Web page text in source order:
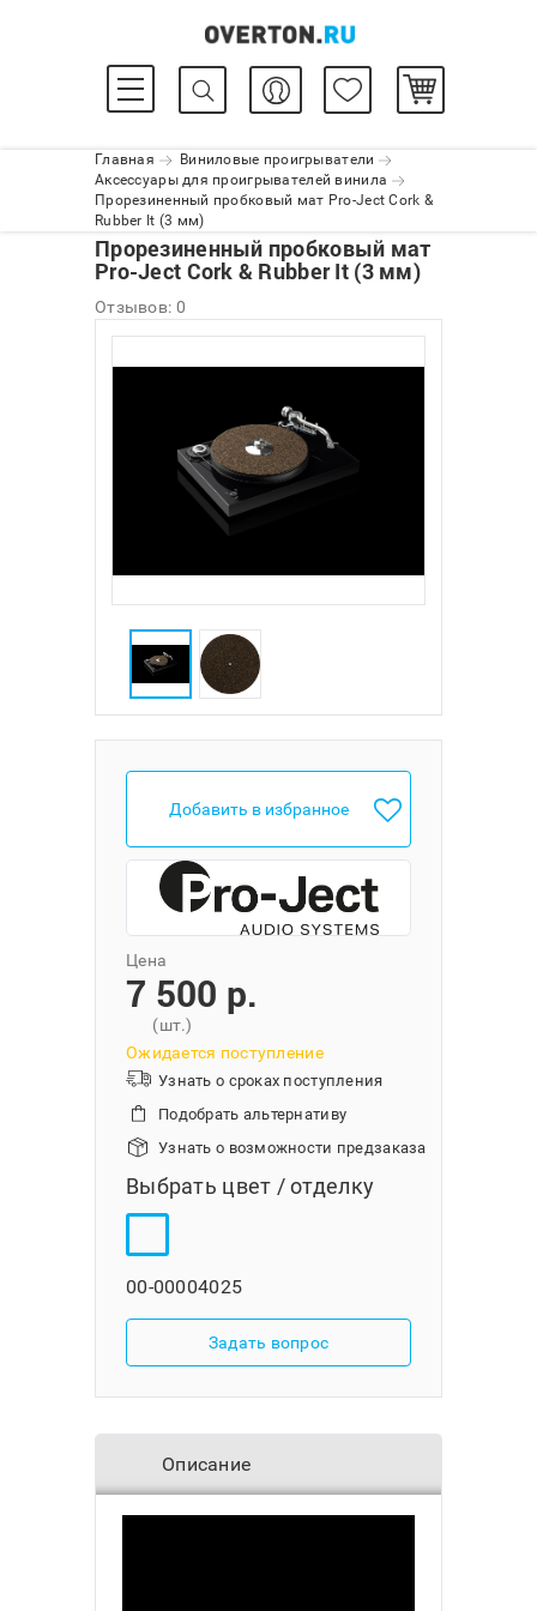
Главная
Виниловые проигрыватели
Аксессуары для проигрывателей винила
Прорезиненный пробковый мат Pro-Ject Cork &
Rubber It (3 мм)
Прорезиненный пробковый мат
Pro-Ject Cork & Rubber It (3 мм)
Отзывов: 0
Добавить в избранное
Цена
7 500 p.
(шт.)
Ожидается поступление
Узнать о сроках поступления
Подобрать альтернативу
Узнать о возможности предзаказа
Выбрать цвет / отделку
00-00004025
Задать вопрос
Описание